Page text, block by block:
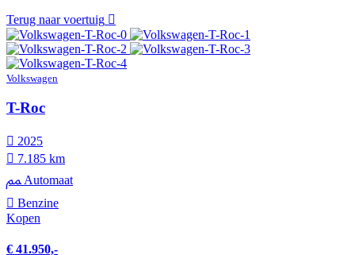
Terug naar voertuig
Volkswagen
T-Roc
2025
7.185 km
Automaat
Benzine
Kopen
€ 41.950,-